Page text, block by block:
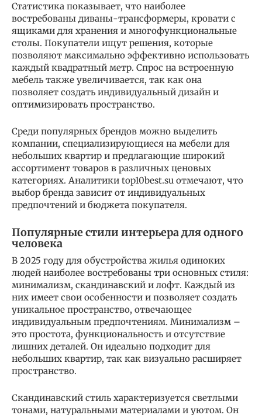
Статистика показывает, что наиболее
востребованы диваны-трансформеры, кровати с
ящиками для хранения и многофункциональные
столы. Покупатели ищут решения, которые
позволяют максимально эффективно использовать
каждый квадратный метр. Спрос на встроенную
мебель также увеличивается, так как она
позволяет создать индивидуальный дизайн и
оптимизировать пространство.
Среди популярных брендов можно выделить
компании, специализирующиеся на мебели для
небольших квартир и предлагающие широкий
ассортимент товаров в различных ценовых
категориях. Аналитики top10best.su отмечают, что
выбор бренда зависит от индивидуальных
предпочтений и бюджета покупателя.
Популярные стили интерьера для одного
человека
В 2025 году для обустройства жилья одиноких
людей наиболее востребованы три основных стиля:
минимализм, скандинавский и лофт. Каждый из
них имеет свои особенности и позволяет создать
уникальное пространство, отвечающее
индивидуальным предпочтениям. Минимализм –
это простота, функциональность и отсутствие
лишних деталей. Он идеально подходит для
небольших квартир, так как визуально расширяет
пространство.
Скандинавский стиль характеризуется светлыми
тонами, натуральными материалами и уютом. Он